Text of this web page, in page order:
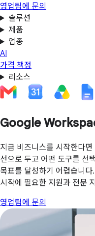
영업팀에 문의
솔루션
제품
업종
AI
가격 책정
리소스
Google
지금 비즈니스를 시작한다
선으로 두고 어떤 도구를 선
목표를 달성하기 어렵습니
시작에 필요한 지원과 전문
영업팀에 문의